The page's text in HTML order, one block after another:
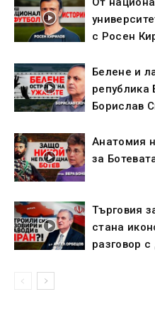
с Росен
Белене и
република
Борислав
Анатомия
за
Търговия
стана
разговор